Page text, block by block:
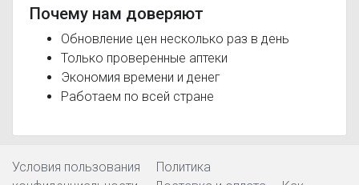
Почему нам доверяют
Обновление цен несколько раз в день
Только проверенные аптеки
Экономия времени и денег
Работаем по всей стране
Условия пользования
Политика